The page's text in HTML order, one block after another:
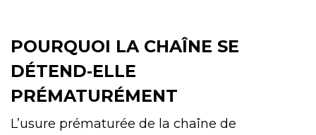
POURQUOI LA CHAÎNE SE
DÉTEND‑ELLE
PRÉMATURÉMENT
L’usure prématurée de la chaîne de